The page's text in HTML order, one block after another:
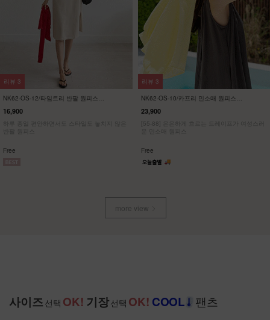
NK32-P-1/에이지 와이드 팬츠
23,900
[55~120] 여성스러운 스커트처럼, 맥시멈 와이
드핏 밴딩팬츠
Free
리뷰 57
KO22-T-12/배색 브이넥 스판티
19,9007,900
[ 한정수량 특가 ]
M(~66),L(~88),XL(~100),1(~120)
리뷰 21
more view
사이즈 선택 OK! 기장선택 OK! COOL 팬츠